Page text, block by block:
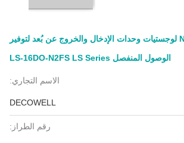
نوع إشارة NPN لوجستيات وحدات الإدخال والخروج عن بُعد لتوفير
الوصول المنفصل LS-16DO-N2FS LS Series
الاسم التجاري:
DECOWELL
رقم الطراز: